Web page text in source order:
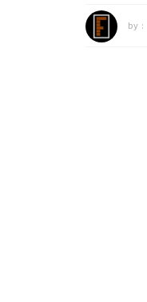
by :